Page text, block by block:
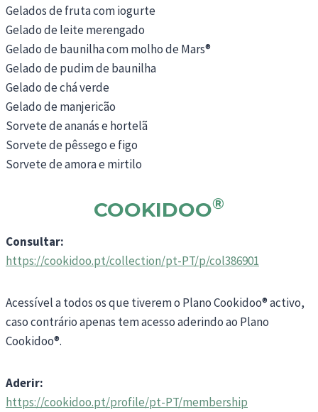
Gelados de fruta com iogurte
Gelado de leite merengado
Gelado de baunilha com molho de Mars®
Gelado de pudim de baunilha
Gelado de chá verde
Gelado de manjericão
Sorvete de ananás e hortelã
Sorvete de pêssego e figo
Sorvete de amora e mirtilo
COOKIDOO®
Consultar:
https://cookidoo.pt/collection/pt-PT/p/col386901
Acessível a todos os que tiverem o Plano Cookidoo® activo,
caso contrário apenas tem acesso aderindo ao Plano
Cookidoo®.
Aderir:
https://cookidoo.pt/profile/pt-PT/membership